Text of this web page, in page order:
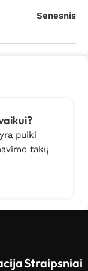
Senesnis
puiki
takų
Straipsniai